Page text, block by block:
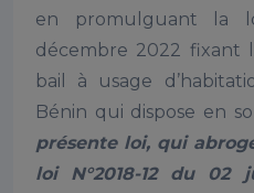
en promulguant la
décembre 2022 fixant
bail à usage
Bénin qui dispose en
présente loi, qui
loi N°2018-12 du 02